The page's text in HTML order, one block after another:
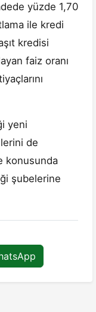
yüzde 1,70
ile kredi
kredisi
faiz oranı
yeni
de
konusunda
şubelerine